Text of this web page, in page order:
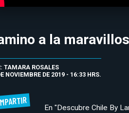
a la
TAMARA ROSALES
NOVIEMBRE DE 2019 - 16:33 HRS.
En "Descubre Chile By